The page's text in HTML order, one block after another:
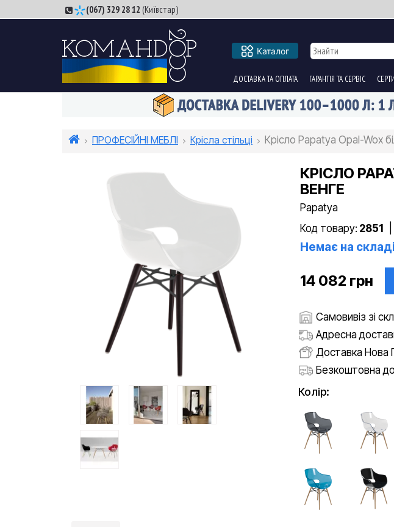
(067) 329 28 12 (Київстар)
Каталог
ДОСТАВКА ТА ОПЛАТА ГАРАНТІЯ ТА СЕРВІС
ПРОФЕСІЙНІ МЕБЛІ Крісла стільці Крісло Papatya Opal-Wox
КРІСЛО
ВЕНГЕ
Papatya
Код товару: 2851
Немає на
14 082 грн
Самовивіз зі
Адресна
Доставка Нова
Безкоштовна
Колір: